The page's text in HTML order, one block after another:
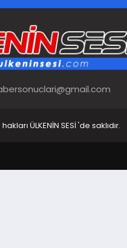
ÜLKENİN SESİ 'de saklıdır.